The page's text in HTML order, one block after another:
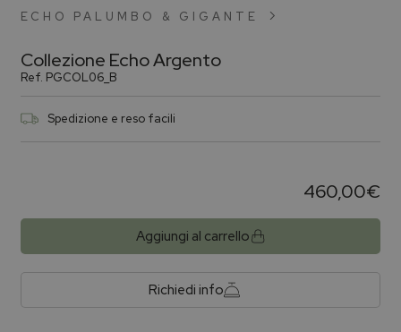
ECHO PALUMBO & GIGANTE
Collezione Echo Argento
Ref. PGCOL06_B
Spedizione e reso facili
460,00€
Aggiungi al carrello
Richiedi info